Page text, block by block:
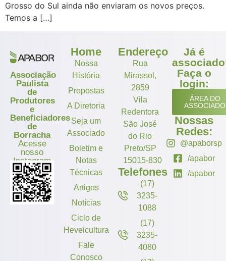
Grosso do Sul ainda não enviaram os novos preços.
Temos a […]
Associação
Paulista
de
Produtores
e
Beneficiadores
de
Borracha
Acesse
nosso
Instagram
Home
Nossa
História
Propostas
A Diretoria
Seja um
Associado
Boletim e
Notas
Técnicas
Artigos
Notícias
Ciclo de
Heveicultura
Fale
Conosco
Endereço
Rua
Mirassol,
2859
Vila
Redentora
São José
do Rio
Preto/SP
15015-830
Telefones
(17)
3235-
1088
(17)
3235-
4080
Já é
Faça o
login:
ÁREA DO
ASSOCIADO
Nossas
Redes:
@apaborsp
/apabor
/apabor